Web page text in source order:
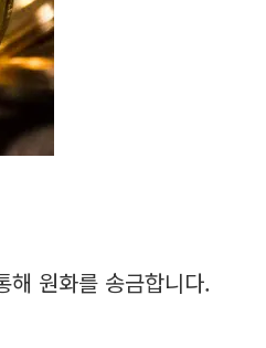
해 원화를 송금합니다.